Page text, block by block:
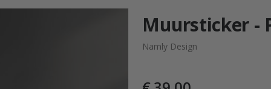
✔ Muursticker -
Namly Design